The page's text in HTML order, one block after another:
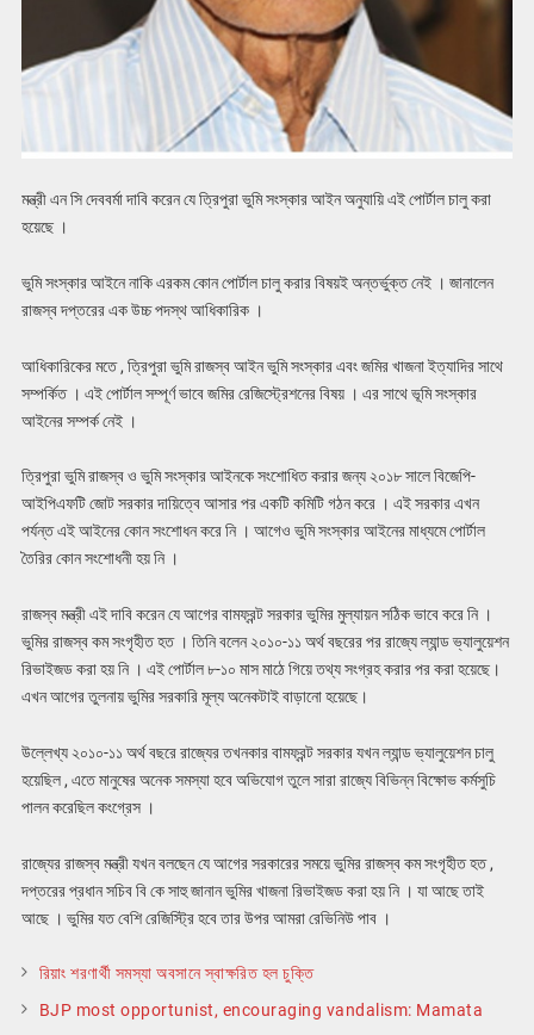
মন্ত্রী এন সি দেববর্মা দাবি করেন যে ত্রিপুরা ভুমি সংস্কার আইন অনুযায়ি এই পোর্টাল চালু করা
হয়েছে ।
ভুমি সংস্কার আইনে নাকি এরকম কোন পোর্টাল চালু করার বিষয়ই অন্তর্ভুক্ত নেই । জানালেন
রাজস্ব দপ্তরের এক উচ্চ পদস্থ আধিকারিক ।
আধিকারিকের মতে , ত্রিপুরা ভুমি রাজস্ব আইন ভুমি সংস্কার এবং জমির খাজনা ইত্যাদির সাথে
সম্পর্কিত । এই পোর্টাল সম্পূর্ণ ভাবে জমির রেজিস্ট্রেশনের বিষয় । এর সাথে ভূমি সংস্কার
আইনের সম্পর্ক নেই ।
ত্রিপুরা ভুমি রাজস্ব ও ভুমি সংস্কার আইনকে সংশোধিত করার জন্য ২০১৮ সালে বিজেপি-
আইপিএফটি জোট সরকার দায়িত্বে আসার পর একটি কমিটি গঠন করে । এই সরকার এখন
পর্যন্ত এই আইনের কোন সংশোধন করে নি । আগেও ভুমি সংস্কার আইনের মাধ্যমে পোর্টাল
তৈরির কোন সংশোধনী হয় নি ।
রাজস্ব মন্ত্রী এই দাবি করেন যে আগের বামফ্রন্ট সরকার ভুমির মুল্যায়ন সঠিক ভাবে করে নি ।
ভুমির রাজস্ব কম সংগৃহীত হত । তিনি বলেন ২০১০-১১ অর্থ বছরের পর রাজ্যে ল্যান্ড ভ্যালুয়েশন
রিভাইজড করা হয় নি । এই পোর্টাল ৮-১০ মাস মাঠে গিয়ে তথ্য সংগ্রহ করার পর করা হয়েছে।
এখন আগের তুলনায় ভুমির সরকারি মূল্য অনেকটাই বাড়ানো হয়েছে।
উল্লেখ্য ২০১০-১১ অর্থ বছরে রাজ্যের তখনকার বামফ্রন্ট সরকার যখন ল্যান্ড ভ্যালুয়েশন চালু
হয়েছিল , এতে মানুষের অনেক সমস্যা হবে অভিযোগ তুলে সারা রাজ্যে বিভিন্ন বিক্ষোভ কর্মসুচি
পালন করেছিল কংগ্রেস ।
রাজ্যের রাজস্ব মন্ত্রী যখন বলছেন যে আগের সরকারের সময়ে ভুমির রাজস্ব কম সংগৃহীত হত ,
দপ্তরের প্রধান সচিব বি কে সাহু জানান ভুমির খাজনা রিভাইজড করা হয় নি । যা আছে তাই
আছে । ভুমির যত বেশি রেজিস্ট্রি হবে তার উপর আমরা রেভিনিউ পাব ।
রিয়াং শরণার্থী সমস্যা অবসানে স্বাক্ষরিত হল চুক্তি
BJP most opportunist, encouraging vandalism: Mamata